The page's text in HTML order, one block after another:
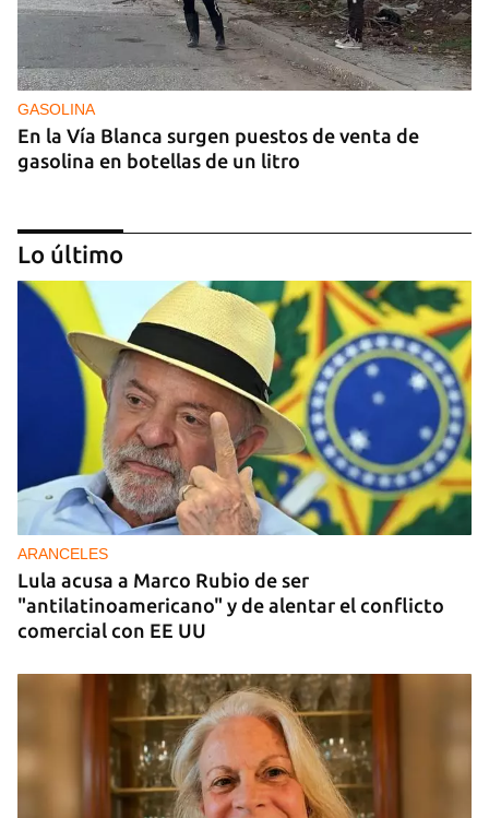
GASOLINA
En la Vía Blanca surgen puestos de venta de
gasolina en botellas de un litro
DONACIONES
China entrega otros 5.000 sistemas fotovoltaicos
para zonas rurales de Cuba
Lo último
ARANCELES
Lula acusa a Marco Rubio de ser
"antilatinoamericano" y de alentar el conflicto
comercial con EE UU